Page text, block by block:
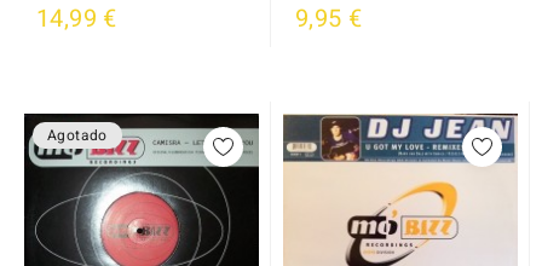
14,99 € 9,95 €
Agotado